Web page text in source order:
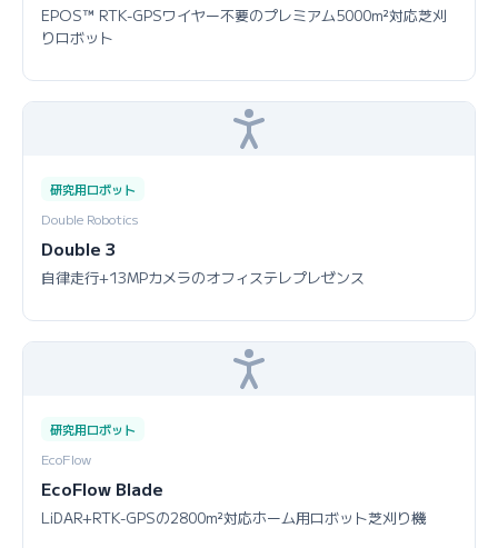
EPOS™ RTK-GPSワイヤー不要のプレミアム5000m²対応芝刈
りロボット
研究用ロボット
Double Robotics
Double 3
自律走行+13MPカメラのオフィステレプレゼンス
研究用ロボット
EcoFlow
EcoFlow Blade
LiDAR+RTK-GPSの2800m²対応ホーム用ロボット芝刈り機